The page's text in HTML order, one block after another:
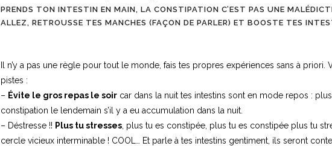
PRENDS TON INTESTIN EN MAIN, LA CONSTIPATION C’EST PAS UNE
ALLEZ, RETROUSSE TES MANCHES (FAÇON DE PARLER) ET BOOSTE TES
Il n’y a pas une règle pour tout le monde, fais tes propres expériences sans à priori.
pistes :
– Évite le gros repas le soir car dans la nuit tes intestins sont en mode repos :
constipation le lendemain s’il y a eu accumulation dans la nuit.
– Déstresse !! Plus tu stresses , plus tu es constipée, plus tu es constipée plus tu
cercle vicieux interminable ! COOL… Et parle à tes intestins gentiment, ils seront